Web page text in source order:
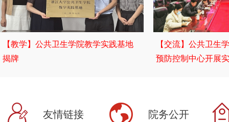
【教学】公共卫生学院教学实践基地
揭牌
【交流】公共卫生
预防控制中心开展
友情链接 院务公开